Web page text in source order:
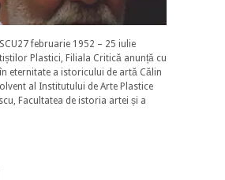
februarie 1952 – 25 iulie
Plastici, Filiala Critică anunță cu
eternitate a istoricului de artă Călin
al Institutului de Arte Plastice
Facultatea de istoria artei și a